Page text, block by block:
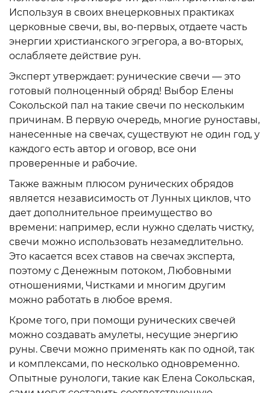
Используя в своих внецерковных практиках
церковные свечи, вы, во-первых, отдаете часть
энергии христианского эгрегора, а во-вторых,
ослабляете действие рун.
Эксперт утверждает: рунические свечи — это
готовый полноценный обряд! Выбор Елены
Сокольской пал на такие свечи по нескольким
причинам. В первую очередь, многие руноставы,
нанесенные на свечах, существуют не один год, у
каждого есть автор и оговор, все они
проверенные и рабочие.
Также важным плюсом рунических обрядов
является независимость от Лунных циклов, что
дает дополнительное преимущество во
времени: например, если нужно сделать чистку,
свечи можно использовать незамедлительно.
Это касается всех ставов на свечах эксперта,
поэтому с Денежным потоком, Любовными
отношениями, Чистками и многим другим
можно работать в любое время.
Кроме того, при помощи рунических свечей
можно создавать амулеты, несущие энергию
руны. Свечи можно применять как по одной, так
и комплексами, по несколько одновременно.
Опытные рунологи, такие как Елена Сокольская,